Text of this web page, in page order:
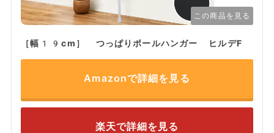
この商品を見る
［幅19cm］ つっぱりポールハンガー ヒルデF
Amazonで詳細を見る
楽天で詳細を見る